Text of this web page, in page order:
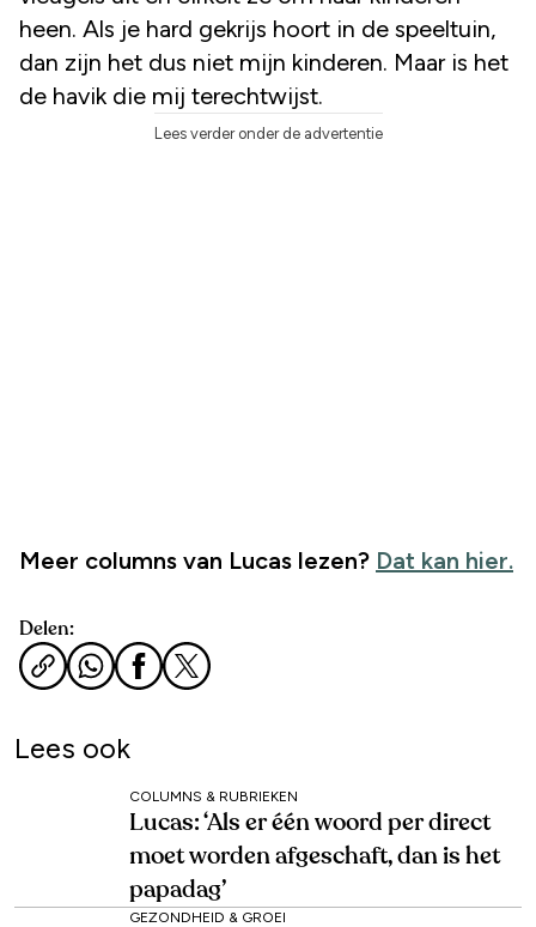
heen. Als je hard gekrijs hoort in de speeltuin,
dan zijn het dus niet mijn kinderen. Maar is het
de havik die mij terechtwijst.
Lees verder onder de advertentie
Meer columns van Lucas lezen? Dat kan hier.
Delen:
Lees ook
COLUMNS & RUBRIEKEN
Lucas: ‘Als er één woord per direct
moet worden afgeschaft, dan is het
papadag’
GEZONDHEID & GROEI